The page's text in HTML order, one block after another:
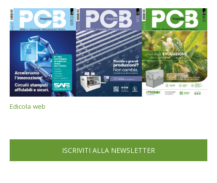
Edicola web
ISCRIVITI ALLA NEWSLETTER